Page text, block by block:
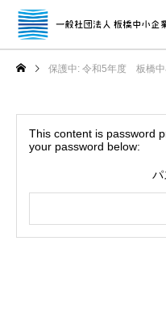
保護中: 令和5年度 板橋中
This content is password
your password below:
パ